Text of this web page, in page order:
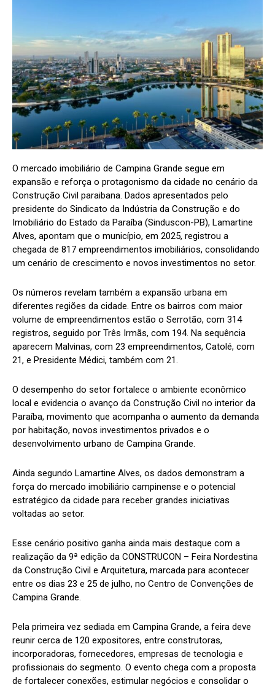
O mercado imobiliário de Campina Grande segue em
expansão e reforça o protagonismo da cidade no cenário da
Construção Civil paraibana. Dados apresentados pelo
presidente do Sindicato da Indústria da Construção e do
Imobiliário do Estado da Paraíba (Sinduscon-PB), Lamartine
Alves, apontam que o município, em 2025, registrou a
chegada de 817 empreendimentos imobiliários, consolidando
um cenário de crescimento e novos investimentos no setor.
Os números revelam também a expansão urbana em
diferentes regiões da cidade. Entre os bairros com maior
volume de empreendimentos estão o Serrotão, com 314
registros, seguido por Três Irmãs, com 194. Na sequência
aparecem Malvinas, com 23 empreendimentos, Catolé, com
21, e Presidente Médici, também com 21.
O desempenho do setor fortalece o ambiente econômico
local e evidencia o avanço da Construção Civil no interior da
Paraíba, movimento que acompanha o aumento da demanda
por habitação, novos investimentos privados e o
desenvolvimento urbano de Campina Grande.
Ainda segundo Lamartine Alves, os dados demonstram a
força do mercado imobiliário campinense e o potencial
estratégico da cidade para receber grandes iniciativas
voltadas ao setor.
Esse cenário positivo ganha ainda mais destaque com a
realização da 9ª edição da CONSTRUCON – Feira Nordestina
da Construção Civil e Arquitetura, marcada para acontecer
entre os dias 23 e 25 de julho, no Centro de Convenções de
Campina Grande.
Pela primeira vez sediada em Campina Grande, a feira deve
reunir cerca de 120 expositores, entre construtoras,
incorporadoras, fornecedores, empresas de tecnologia e
profissionais do segmento. O evento chega com a proposta
de fortalecer conexões, estimular negócios e consolidar o